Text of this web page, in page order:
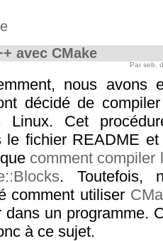
avec CMake
Par seb,
nous avons
décidé de
Linux. Cet
le fichier README
comment compiler
. Toutefois,
comment utiliser
dans un programme.
à ce sujet.